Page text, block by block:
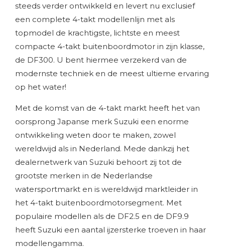
steeds verder ontwikkeld en levert nu exclusief
een complete 4-takt modellenlijn met als
topmodel de krachtigste, lichtste en meest
compacte 4-takt buitenboordmotor in zijn klasse,
de DF300. U bent hiermee verzekerd van de
modernste techniek en de meest ultieme ervaring
op het water!
Met de komst van de 4-takt markt heeft het van
oorsprong Japanse merk Suzuki een enorme
ontwikkeling weten door te maken, zowel
wereldwijd als in Nederland. Mede dankzij het
dealernetwerk van Suzuki behoort zij tot de
grootste merken in de Nederlandse
watersportmarkt en is wereldwijd marktleider in
het 4-takt buitenboordmotorsegment. Met
populaire modellen als de DF2.5 en de DF9.9
heeft Suzuki een aantal ijzersterke troeven in haar
modellengamma.
Hitte.
Wegens de aankomende warmte zijn wij op 24, 25 en 26
juni vanaf 3 uur gesloten.
bedankt voor uw begrip. Team Oome